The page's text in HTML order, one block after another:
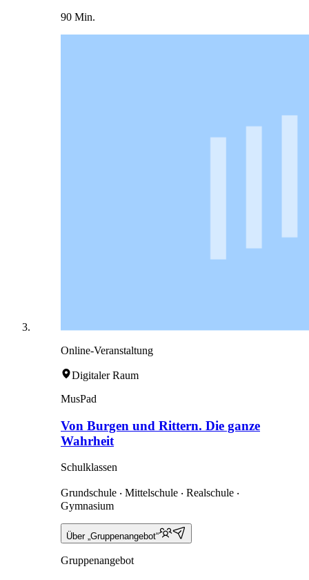
90 Min.
Online-Veranstaltung
Digitaler Raum
MusPad
Von Burgen und Rittern. Die ganze
Wahrheit
Schulklassen
Grundschule ‧ Mittelschule ‧ Realschule ‧
Gymnasium
Über „Gruppenangebot“
Gruppenangebot